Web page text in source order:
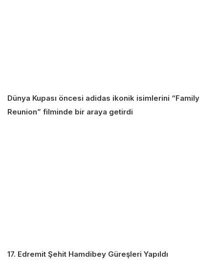
Dünya Kupası öncesi adidas ikonik isimlerini “Family
Reunion” filminde bir araya getirdi
17. Edremit Şehit Hamdibey Güreşleri Yapıldı